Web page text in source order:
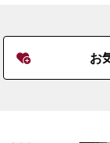
お